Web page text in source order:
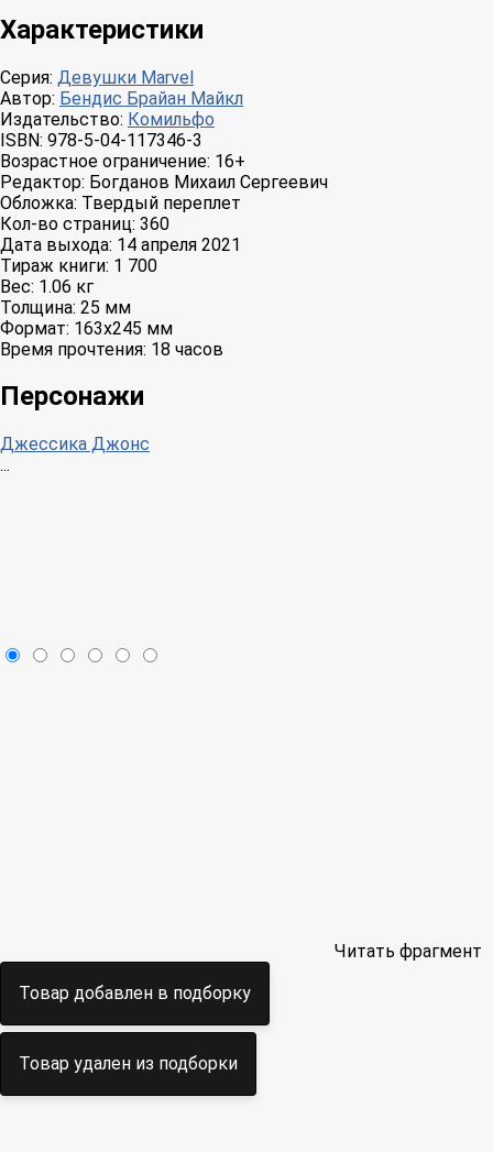
Характеристики
Серия: Девушки Marvel
Автор: Бендис Брайан Майкл
Издательство: Комильфо
ISBN: 978-5-04-117346-3
Возрастное ограничение: 16+
Редактор: Богданов Михаил Сергеевич
Обложка: Твердый переплет
Кол-во страниц: 360
Дата выхода: 14 апреля 2021
Тираж книги: 1 700
Вес: 1.06 кг
Толщина: 25 мм
Формат: 163x245 мм
Время прочтения: 18 часов
Персонажи
Джессика Джонс
...
Читать фрагмент
Товар добавлен в подборку
Товар удален из подборки